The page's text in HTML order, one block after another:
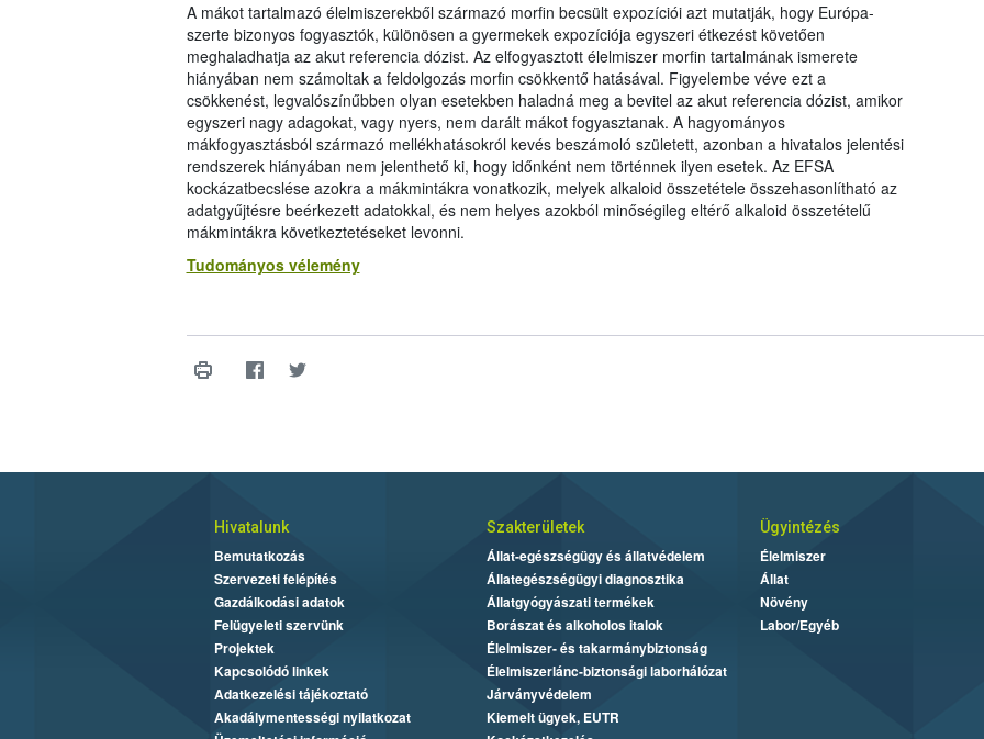
A mákot tartalmazó élelmiszerekből származó morfin becsült expozíciói azt mutatják, hogy Európa-
szerte bizonyos fogyasztók, különösen a gyermekek expozíciója egyszeri étkezést követően
meghaladhatja az akut referencia dózist. Az elfogyasztott élelmiszer morfin tartalmának ismerete
hiányában nem számoltak a feldolgozás morfin csökkentő hatásával. Figyelembe véve ezt a
csökkenést, legvalószínűbben olyan esetekben haladná meg a bevitel az akut referencia dózist, amikor
egyszeri nagy adagokat, vagy nyers, nem darált mákot fogyasztanak. A hagyományos
mákfogyasztásból származó mellékhatásokról kevés beszámoló született, azonban a hivatalos jelentési
rendszerek hiányában nem jelenthető ki, hogy időnként nem történnek ilyen esetek. Az EFSA
kockázatbecslése azokra a mákmintákra vonatkozik, melyek alkaloid összetétele összehasonlítható az
adatgyűjtésre beérkezett adatokkal, és nem helyes azokból minőségileg eltérő alkaloid összetételű
mákmintákra következtetéseket levonni.
Tudományos vélemény
Hivatalunk
Bemutatkozás
Szervezeti felépítés
Gazdálkodási adatok
Felügyeleti szervünk
Projektek
Kapcsolódó linkek
Adatkezelési tájékoztató
Akadálymentességi nyilatkozat
Szakterületek
Állat-egészségügy és állatvédelem
Állategészségügyi diagnosztika
Állatgyógyászati termékek
Borászat és alkoholos italok
Élelmiszer- és takarmánybiztonság
Élelmiszerlánc-biztonsági laborhálózat
Járványvédelem
Kiemelt ügyek, EUTR
Ügyintézés
Élelmiszer
Állat
Növény
Labor/Egyéb